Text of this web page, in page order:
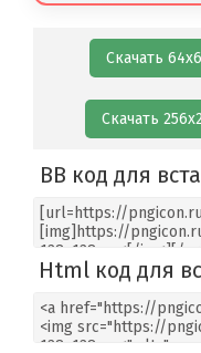
Скачать
Скачать
BB код для
Html код для